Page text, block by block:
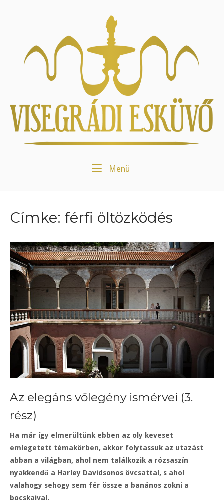
Menü
Címke: férfi öltözködés
Az elegáns vőlegény ismérvei (3.
rész)
Ha már így elmerültünk ebben az oly keveset
emlegetett témakörben, akkor folytassuk az utazást
abban a világban, ahol nem találkozik a rózsaszín
nyakkendő a Harley Davidsonos övcsattal, s ahol
valahogy sehogy sem fér össze a banános zokni a
bocskaival.